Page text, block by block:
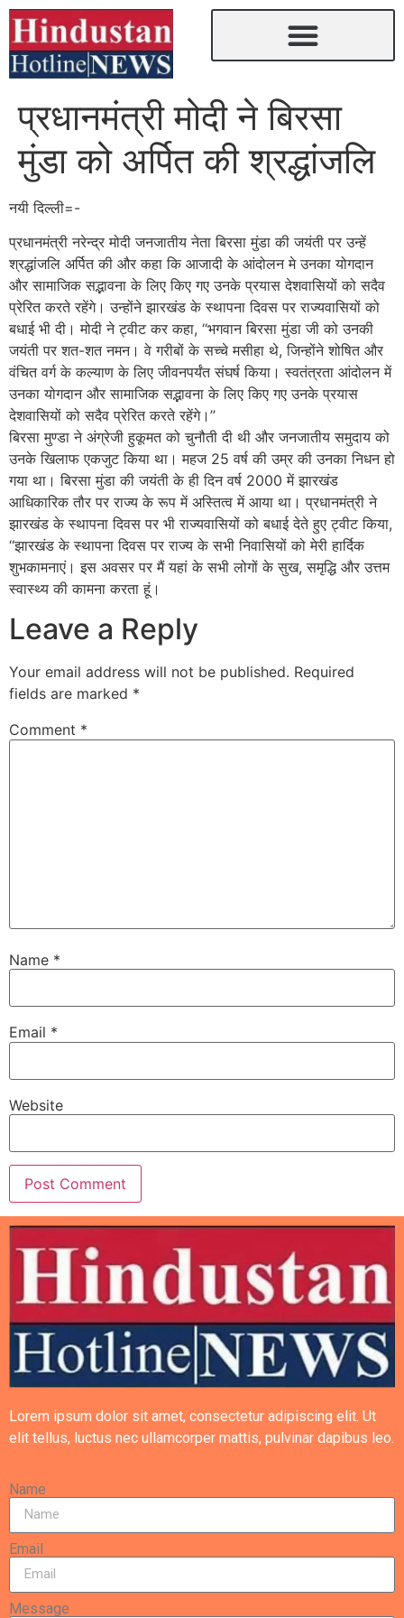
प्रधानमंत्री मोदी ने बिरसा
मुंडा को अर्पित की श्रद्धांजलि
नयी दिल्ली=-
प्रधानमंत्री नरेन्द्र मोदी जनजातीय नेता बिरसा मुंडा की जयंती पर उन्हें
श्रद्धांजलि अर्पित की और कहा कि आजादी के आंदोलन मे उनका योगदान
और सामाजिक सद्भावना के लिए किए गए उनके प्रयास देशवासियों को सदैव
प्रेरित करते रहेंगे। उन्होंने झारखंड के स्थापना दिवस पर राज्यवासियों को
बधाई भी दी। मोदी ने ट्वीट कर कहा, ‘‘भगवान बिरसा मुंडा जी को उनकी
जयंती पर शत-शत नमन। वे गरीबों के सच्चे मसीहा थे, जिन्होंने शोषित और
वंचित वर्ग के कल्याण के लिए जीवनपर्यंत संघर्ष किया। स्वतंत्रता आंदोलन में
उनका योगदान और सामाजिक सद्भावना के लिए किए गए उनके प्रयास
देशवासियों को सदैव प्रेरित करते रहेंगे।’’
बिरसा मुण्‍डा ने अंग्रेजी हुकूमत को चुनौती दी थी और जनजातीय समुदाय को
उनके खिलाफ एकजुट किया था। महज 25 वर्ष की उम्र की उनका निधन हो
गया था। बिरसा मुंडा की जयंती के ही दिन वर्ष 2000 में झारखंड
आधिकारिक तौर पर राज्य के रूप में अस्तित्व में आया था। प्रधानमंत्री ने
झारखंड के स्थापना दिवस पर भी राज्यवासियों को बधाई देते हुए ट्वीट किया,
‘‘झारखंड के स्थापना दिवस पर राज्य के सभी निवासियों को मेरी हार्दिक
शुभकामनाएं। इस अवसर पर मैं यहां के सभी लोगों के सुख, समृद्धि और उत्तम
स्वास्थ्य की कामना करता हूं।
Leave a Reply
Your email address will not be published. Required
fields are marked *
Comment *
Name *
Email *
Website
Lorem ipsum dolor sit amet, consectetur adipiscing elit. Ut
elit tellus, luctus nec ullamcorper mattis, pulvinar dapibus leo.
Name
Email
Message